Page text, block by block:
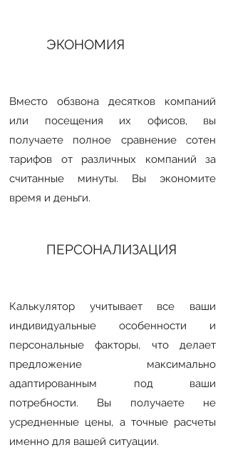
ЭКОНОМИЯ
Вместо обзвона десятков компаний
или посещения их офисов, вы
получаете полное сравнение сотен
тарифов от различных компаний за
считанные минуты. Вы экономите
время и деньги.
ПЕРСОНАЛИЗАЦИЯ
Калькулятор учитывает все ваши
индивидуальные особенности и
персональные факторы, что делает
предложение максимально
адаптированным под ваши
потребности. Вы получаете не
усредненные цены, а точные расчеты
именно для вашей ситуации.